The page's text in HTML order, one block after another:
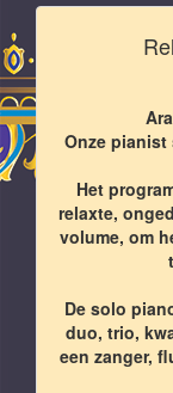
Onze
Het
relaxte,
volume, om
De solo
duo, trio,
een zanger,